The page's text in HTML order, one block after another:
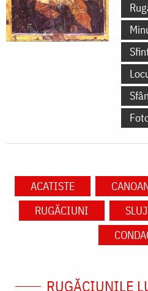
ACATISTE
RUGĂCIUNI
RUGĂCIUNILE